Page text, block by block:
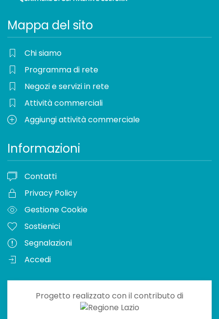
Mappa del sito
Chi siamo
Programma di rete
Negozi e servizi in rete
Attività commerciali
Aggiungi attività commerciale
Informazioni
Contatti
Privacy Policy
Gestione Cookie
Sostienici
Segnalazioni
Accedi
Progetto realizzato con il contributo di